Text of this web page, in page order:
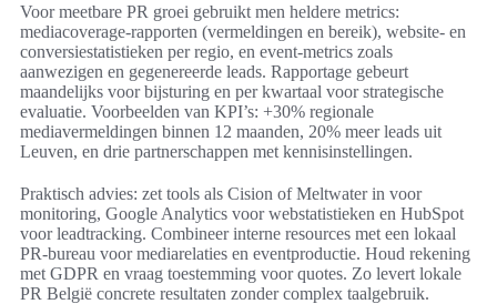
Voor meetbare PR groei gebruikt men heldere metrics:
mediacoverage-rapporten (vermeldingen en bereik), website- en
conversiestatistieken per regio, en event-metrics zoals
aanwezigen en gegenereerde leads. Rapportage gebeurt
maandelijks voor bijsturing en per kwartaal voor strategische
evaluatie. Voorbeelden van KPI’s: +30% regionale
mediavermeldingen binnen 12 maanden, 20% meer leads uit
Leuven, en drie partnerschappen met kennisinstellingen.
Praktisch advies: zet tools als Cision of Meltwater in voor
monitoring, Google Analytics voor webstatistieken en HubSpot
voor leadtracking. Combineer interne resources met een lokaal
PR-bureau voor mediarelaties en eventproductie. Houd rekening
met GDPR en vraag toestemming voor quotes. Zo levert lokale
PR België concrete resultaten zonder complex taalgebruik.